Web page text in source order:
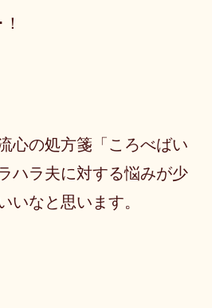
心の処方箋「ころべばい
ハラ夫に対する悩みが少
いなと思います。